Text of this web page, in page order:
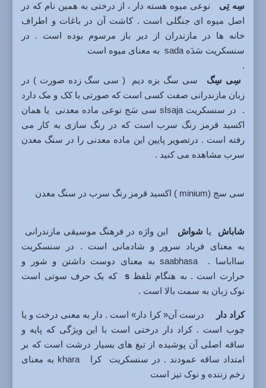
سِه تِی
نوعی میوه هسته دار ، از درختی به همین نام که در
اصل میوه ای جنگلی است . کاشت آن در باغات و اطراف
خانه ها در مازندران از دیر باز مرسوم بوده است . در
سنسکریت سَدَه sada به معنای میوه است
.
سِی سِگ
سی سگ بزه دیم ( سی سگ زده صورت ) در
زبان مازندرانی صفت کسی است که صورتی با کک و مک دارد
. در سنسکریت sIsaja سی سَج نوعی ماده معدنی یا همان
اکسید قرمز رنگ سرب است که در رنگ سازی به کار می
رفته است . درتصویر پایین این ماده معدنی را در سنگ معدن
سرب مشاهده می کنید .
سی سج (minium ) اکسید قرمز رنگ سرب در سنگ معدن
شاباش یا شواش این واژه در فرهنگ موسیقی مازندرانی
به معنای فریاد سرور و شادمانی است . در سنسکریت
سااباسا . saabhasa به معنای دوست داشتن و شور و
حرارت است . به هنگام تلفظs که یک حرف سوتی است
نوک زبان به سمت بالا است .
کراد دار
درست آن« کرا دار» است . دار به معنی درخت و یا
چوب است . کراد دار درختی است با این ویژگی که پایه و
ساقه اصلی آن پوشیده از تیغ های بسیار درشت است که بر
امتداد ساقه عمودند . در سنسکریت کرا khara به معنای
زخم زننده و نوک تیز است